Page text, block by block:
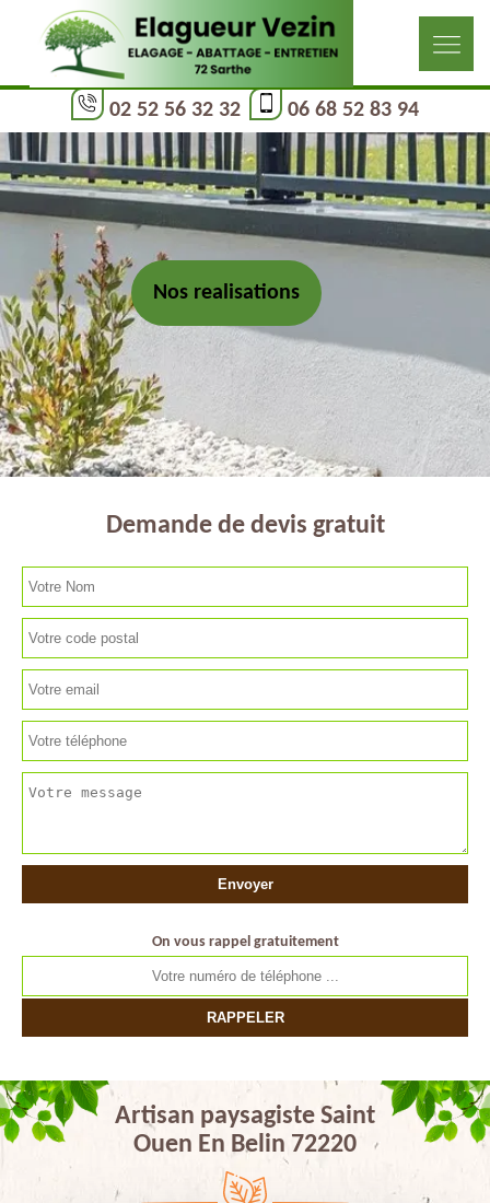
02 52 56 32 32 06 68 52 83 94
Nos realisations
Demande de devis gratuit
On vous rappel gratuitement
Artisan paysagiste Saint
Ouen En Belin 72220